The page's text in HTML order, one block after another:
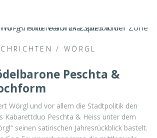
/WÖRGL
Peschta &
Wörgl und vor allem die Stadtpolitik den
Kabarettduo Peschta & Heiss unter dem
seinen satirischen Jahresrückblick bastelt.